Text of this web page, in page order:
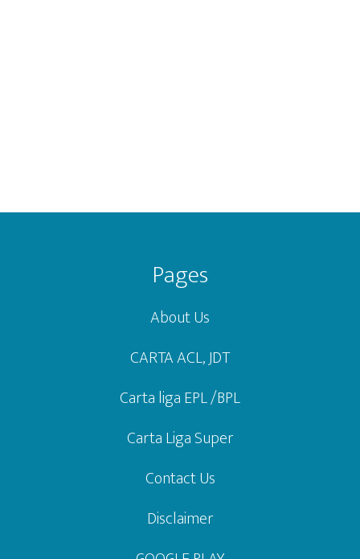
Footer
Pages
About Us
CARTA ACL, JDT
Carta liga EPL /BPL
Carta Liga Super
Contact Us
Disclaimer